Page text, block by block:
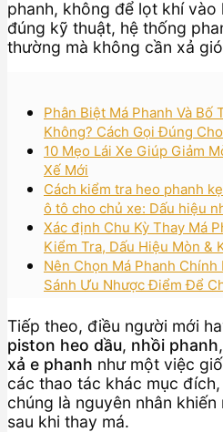
phanh, không để lọt khí
đúng kỹ thuật, hệ thống
thường mà không cần xả
Phân Biệt Má Phanh Và Bố
Không? Cách Gọi Đúng
10 Mẹo Lái Xe Giúp Giảm
Xế Mới
Cách kiểm tra heo phanh
ô tô cho chủ xe: Dấu hiệu
Xác định Chu Kỳ Thay Má
Kiểm Tra, Dấu Hiệu Mòn &
Nên Chọn Má Phanh
Sánh Ưu Nhược Điểm Để
Tiếp theo, điều người mới
piston heo dầu, nhồi phanh,
xả e phanh như một việc
các thao tác khác mục
chúng là nguyên nhân
sau khi thay má.